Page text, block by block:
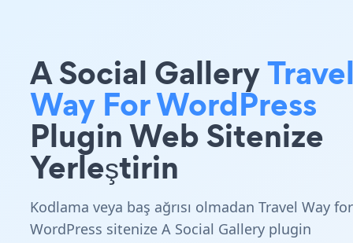
A Social Gallery
Way For WordPress
Plugin Web Sitenize
Yerleştirin
Kodlama veya baş ağrısı olmadan Travel Way for
WordPress sitenize A Social Gallery plugin